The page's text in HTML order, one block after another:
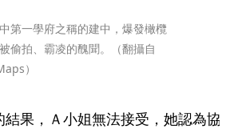
第一學府之稱的建中，爆發橄欖
偷拍、霸凌的醜聞。（翻攝自
）
果，Ａ小姐無法接受，她認為協